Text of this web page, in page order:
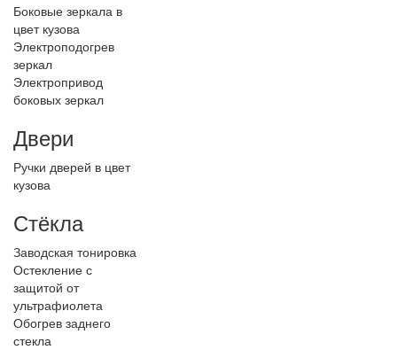
Боковые зеркала в
цвет кузова
Электроподогрев
зеркал
Электропривод
боковых зеркал
Двери
Ручки дверей в цвет
кузова
Стёкла
Заводская тонировка
Остекление с
защитой от
ультрафиолета
Обогрев заднего
стекла